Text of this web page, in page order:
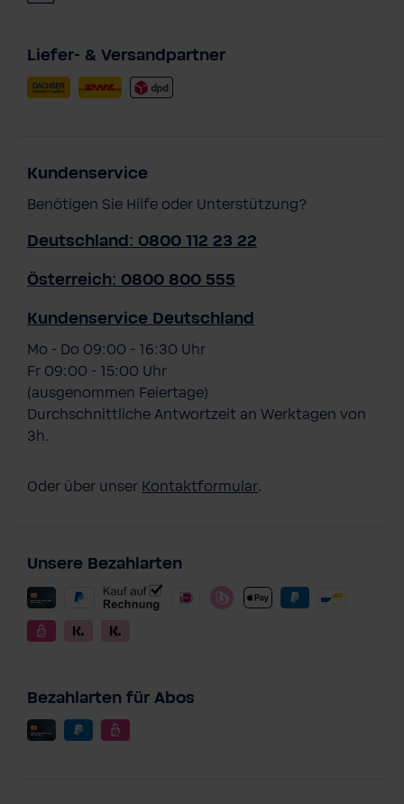
Liefer- & Versandpartner
Kundenservice
Benötigen Sie Hilfe oder Unterstützung?
Deutschland: 0800 112 23 22
Österreich: 0800 800 555
Kundenservice Deutschland
Mo - Do 09:00 - 16:30 Uhr
Fr 09:00 - 15:00 Uhr
(ausgenommen Feiertage)
Durchschnittliche Antwortzeit an Werktagen von
3h.
Oder über unser Kontaktformular.
Unsere Bezahlarten
Bezahlarten für Abos